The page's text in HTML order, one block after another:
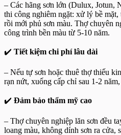
– Các hãng sơn lớn (Dulux,
thi công nghiêm ngặt: xử lý bề
rồi mới phủ sơn màu. Thợ chuyên
công trình bền màu từ 5-10 năm.
✔️ Tiết kiệm chi phí lâu dài
– Nếu tự sơn hoặc thuê thợ thiếu
rạn nứt, xuống cấp chỉ sau 1-2
✔️ Đảm bảo thẩm mỹ cao
– Thợ chuyên nghiệp lăn sơn đều
loang màu, không dính sơn ra cửa,